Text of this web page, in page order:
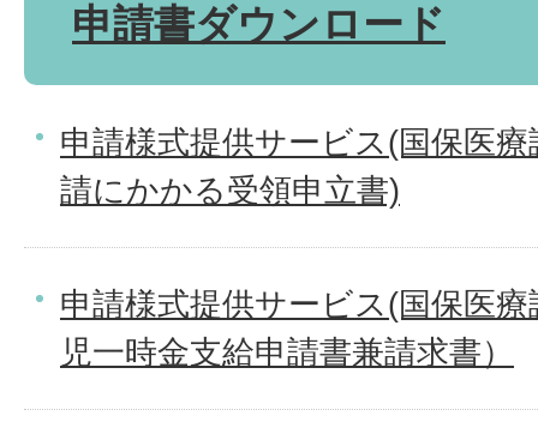
申請書ダウンロード
申請様式提供サービス(国保医
請にかかる受領申立書)
申請様式提供サービス(国保医
児一時金支給申請書兼請求書）